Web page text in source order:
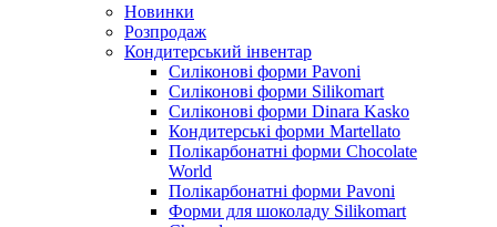
Новинки
Розпродаж
Кондитерський інвентар
Силіконові форми Pavoni
Силіконові форми Silikomart
Силіконові форми Dinara Kasko
Кондитерські форми Martellato
Полікарбонатні форми Chocolate
World
Полікарбонатні форми Pavoni
Форми для шоколаду Silikomart